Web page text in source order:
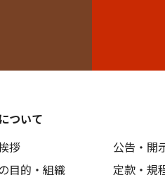
ついて
拶
目的・組織
公告・開
定款・規